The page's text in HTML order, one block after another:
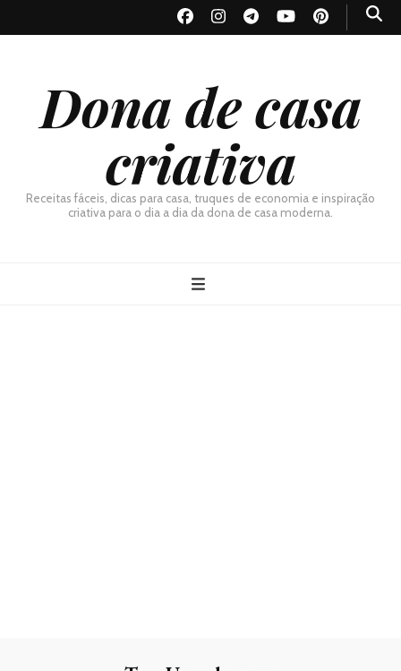
Dona de casa
criativa
Receitas fáceis, dicas para casa, truques de economia e inspiração
criativa para o dia a dia da dona de casa moderna.